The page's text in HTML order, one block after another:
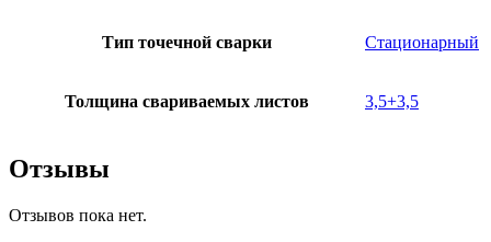
Тип точечной сварки Стационарный
Толщина свариваемых листов 3,5+3,5
Отзывы
Отзывов пока нет.